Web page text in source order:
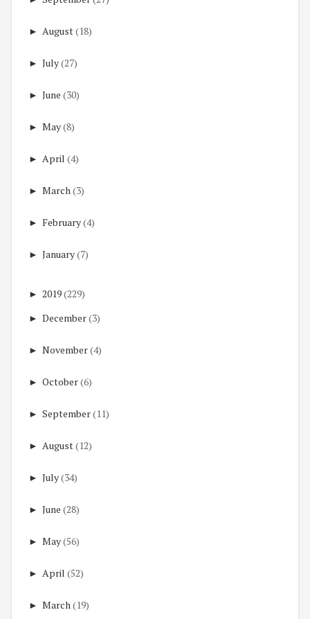
► August(18)
► July(27)
► June (30)
► May(8)
► April (4)
► March(3)
► February(4)
► January(7)
► 2019(229)
► December(3)
► November(4)
► October(6)
► September(11)
► August(12)
► July(34)
► June (28)
► May(56)
► April (52)
► March(19)